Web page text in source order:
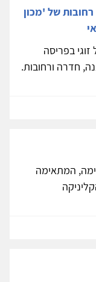
של 'מכון
זוגי בפריסה
חדרה ורחובות.
המתאימה